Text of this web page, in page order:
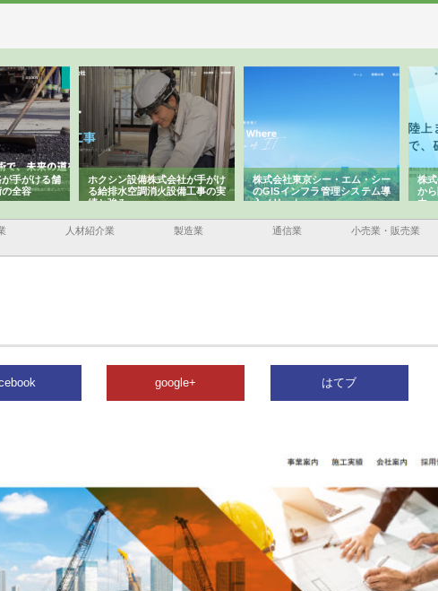
手がける舗
全容
ホクシン設備株式会社が手がけ
る給排水空調消火設備工事の実
績と強み
株式会社東京シー・エム・シー
のGISインフラ管理システム導
入メリット
株
か
由
人材紹介業 製造業 通信業 小売業・販売業
google+ はてブ